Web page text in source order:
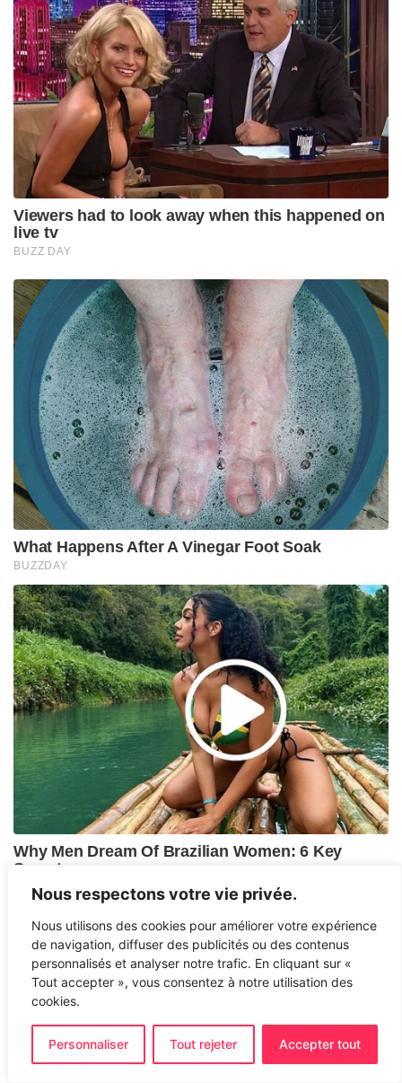
Nous respectons votre vie privée.
Nous utilisons des cookies pour améliorer votre expérience
de navigation, diffuser des publicités ou des contenus
personnalisés et analyser notre trafic. En cliquant sur «
Tout accepter », vous consentez à notre utilisation des
cookies.
Personnaliser Tout rejeter Accepter tout